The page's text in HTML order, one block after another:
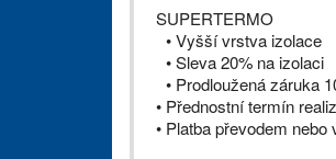
SUPERTERMO
• Vyšší vrstva izolace
• Sleva 20% na izolaci
• Prodloužená záruka
• Přednostní termín
• Platba převodem